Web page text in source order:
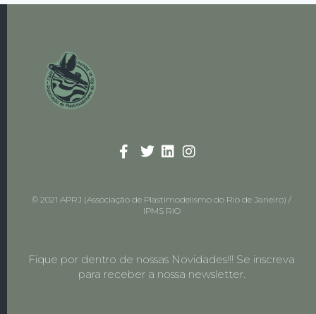
© 2021 APRJ (Associação de Plastimodelismo do Rio de Janeiro) /
IPMS RIO
Fique por dentro de nossas Novidades!!! Se inscreva
para receber a nossa newsletter.